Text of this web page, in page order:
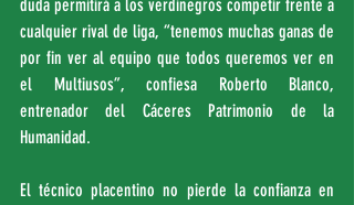
duda permitirá a los verdinegros competir frente a
cualquier rival de liga, “tenemos muchas ganas de
por fin ver al equipo que todos queremos ver en
el Multiusos”, confiesa Roberto Blanco,
entrenador del Cáceres Patrimonio de la
Humanidad.
El técnico placentino no pierde la confianza en